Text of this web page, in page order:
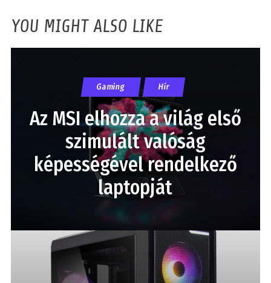
YOU MIGHT ALSO LIKE
Gaming Hír
Az MSI elhozza a világ első
szimulált valóság
képességével rendelkező
laptopját